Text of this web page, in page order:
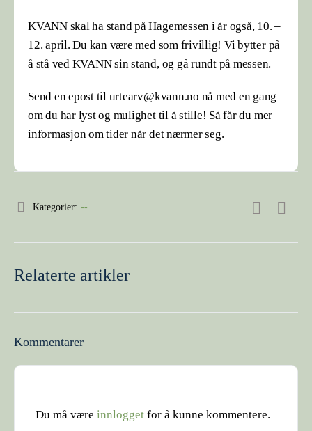
KVANN skal ha stand på Hagemessen i år også, 10. –
12. april. Du kan være med som frivillig! Vi bytter på
å stå ved KVANN sin stand, og gå rundt på messen.
Send en epost til urtearv@kvann.no nå med en gang
om du har lyst og mulighet til å stille! Så får du mer
informasjon om tider når det nærmer seg.
Kategorier: --
Relaterte artikler
Kommentarer
Du må være innlogget for å kunne kommentere.